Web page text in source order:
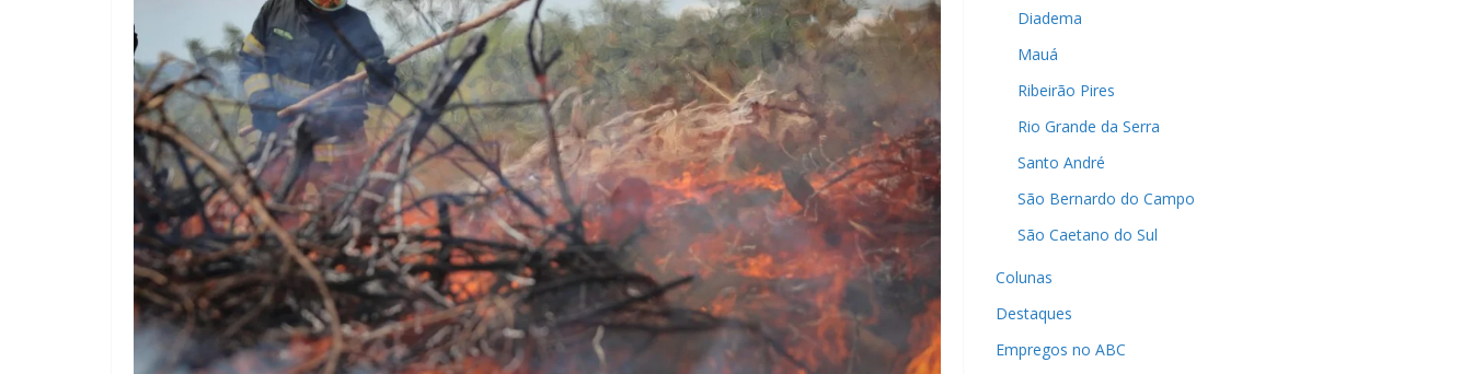
Diadema
Mauá
Ribeirão Pires
Rio Grande da Serra
Santo André
São Bernardo do Campo
São Caetano do Sul
Colunas
Destaques
Empregos no ABC